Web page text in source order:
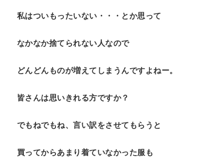
私はついもったいない・・・とか思って
なかなか捨てられない人なので
どんどんものが増えてしまうんですよねー。
皆さんは思いきれる方ですか？
でもねでもね、言い訳をさせてもらうと
買ってからあまり着ていなかった服も